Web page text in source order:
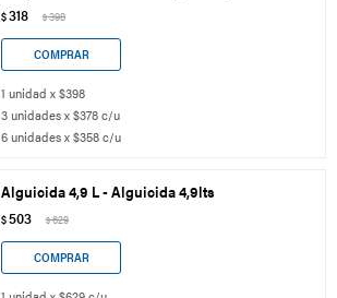
$318 $398
1 unidad x $398
3 unidades x $378 c/u
6 unidades x $358 c/u
Alguicida 4,9 L - Alguicida 4,9lts
$503 $629